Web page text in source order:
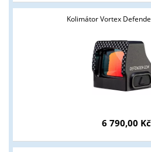
Kolimátor Vortex
6 790,00 Kč